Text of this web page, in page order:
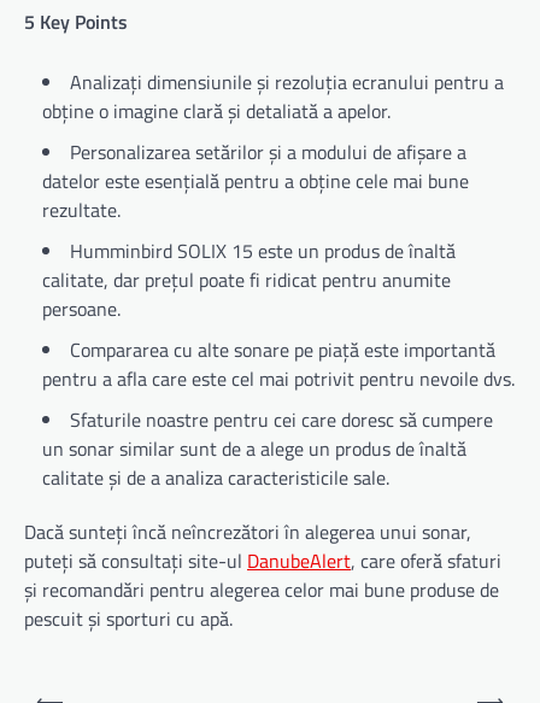
5 Key Points
Analizați dimensiunile și rezoluția ecranului pentru a
obține o imagine clară și detaliată a apelor.
Personalizarea setărilor și a modului de afișare a
datelor este esențială pentru a obține cele mai bune
rezultate.
Humminbird SOLIX 15 este un produs de înaltă
calitate, dar prețul poate fi ridicat pentru anumite
persoane.
Compararea cu alte sonare pe piață este importantă
pentru a afla care este cel mai potrivit pentru nevoile dvs.
Sfaturile noastre pentru cei care doresc să cumpere
un sonar similar sunt de a alege un produs de înaltă
calitate și de a analiza caracteristicile sale.
Dacă sunteți încă neîncrezători în alegerea unui sonar,
puteți să consultați site-ul DanubeAlert, care oferă sfaturi
și recomandări pentru alegerea celor mai bune produse de
pescuit și sporturi cu apă.
Navigare